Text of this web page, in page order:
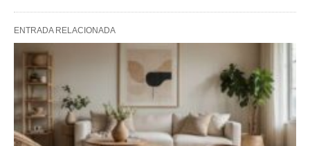
ENTRADA RELACIONADA